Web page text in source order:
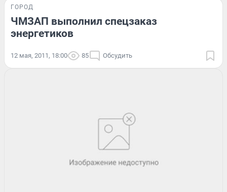
ГОРОД
ЧМЗАП выполнил спецзаказ
энергетиков
12 мая, 2011, 18:00 85 Обсудить